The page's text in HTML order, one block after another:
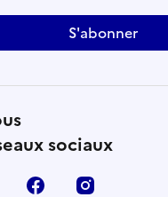
S'abonner
sociaux
Linkedin Facebook